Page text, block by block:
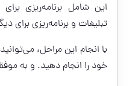
این شامل برنامه‌ریزی برای
تبلیغات و برنامه‌ریزی برای
با انجام این مراحل، می‌توانید
خود را انجام دهید. و به